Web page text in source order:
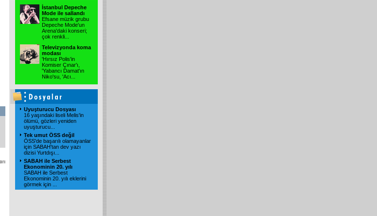
İstanbul Depeche
Mode ile sallandı
Efsane müzik grubu
Depeche Mode'un
Arena'daki konseri;
çok renkli
Televizyonda koma
modası
'Hırsız Polis'in
Komiser Çınar'ı,
'Yabancı Damat'ın
Niko'su, 'Acı
Uyuşturucu Dosyası
16 yaşındaki liseli Melis'in
ölümü, gözleri yeniden
uyuşturucu
Tek umut ÖSS değil
ÖSS'de başarılı olamayanlar
için SABAH'tan dev yazı
dizisi Yurtdışı
SABAH ile Serbest
Ekonominin 20. yılı
SABAH ile Serbest
Ekonominin 20. yılı eklerini
görmek için